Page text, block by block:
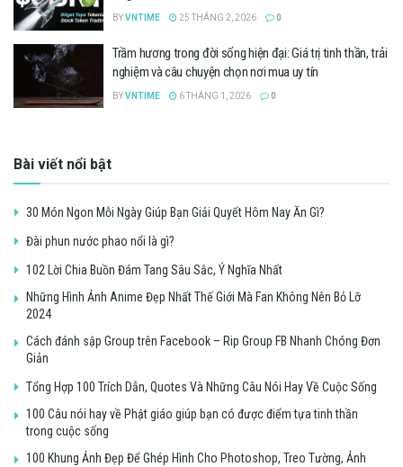
BYVNTIME 25 THÁNG 2, 2026 0
Trầm hương trong đời sống hiện đại: Giá trị tinh thần, trải
nghiệm và câu chuyện chọn nơi mua uy tín
BYVNTIME 6 THÁNG 1, 2026 0
Bài viết nổi bật
30 Món Ngon Mỗi Ngày Giúp Bạn Giải Quyết Hôm Nay Ăn Gì?
Đài phun nước phao nổi là gì?
102 Lời Chia Buồn Đám Tang Sâu Sắc, Ý Nghĩa Nhất
Những Hình Ảnh Anime Đẹp Nhất Thế Giới Mà Fan Không Nên Bỏ Lỡ
2024
Cách đánh sập Group trên Facebook – Rip Group FB Nhanh Chóng Đơn
Giản
Tổng Hợp 100 Trích Dẫn, Quotes Và Những Câu Nói Hay Về Cuộc Sống
100 Câu nói hay về Phật giáo giúp bạn có được điểm tựa tinh thần
trong cuộc sống
100 Khung Ảnh Đẹp Để Ghép Hình Cho Photoshop, Treo Tường, Ảnh